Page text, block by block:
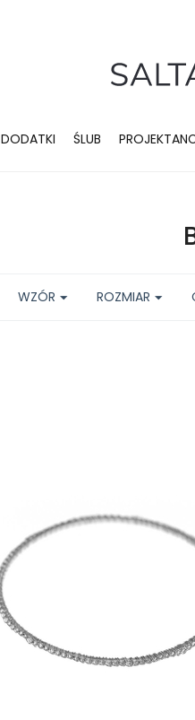
DODATKI ŚLUB
WZÓR ROZMIAR